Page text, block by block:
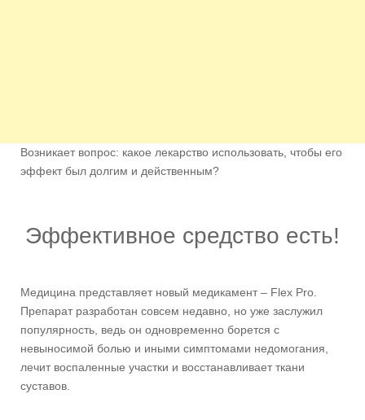
Возникает вопрос: какое лекарство использовать, чтобы его
эффект был долгим и действенным?
Эффективное средство есть!
Медицина представляет новый медикамент – Flex Pro.
Препарат разработан совсем недавно, но уже заслужил
популярность, ведь он одновременно борется с
невыносимой болью и иными симптомами недомогания,
лечит воспаленные участки и восстанавливает ткани
суставов.